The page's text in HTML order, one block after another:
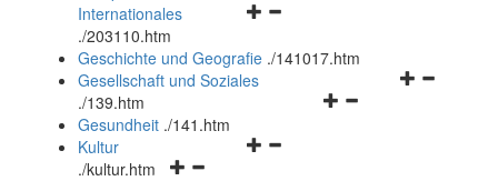
Navigationsmenü
und
schließen
Internationales
./203110.htm
Geschichte und Geografie ./141017.htm
Navigationsmenü
Gesellschaft und Soziales
./139.htm
Navigationsmenü
Gesundheit ./141.htm
Navigationsmenü
Kultur
./kultur.htm